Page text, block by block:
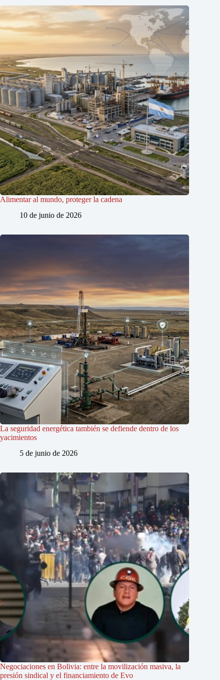
Alimentar al mundo, proteger la cadena
10 de junio de 2026
La seguridad energética también se defiende dentro de los
yacimientos
5 de junio de 2026
Negociaciones en Bolivia: entre la movilización masiva, la
presión sindical y el financiamiento de Evo